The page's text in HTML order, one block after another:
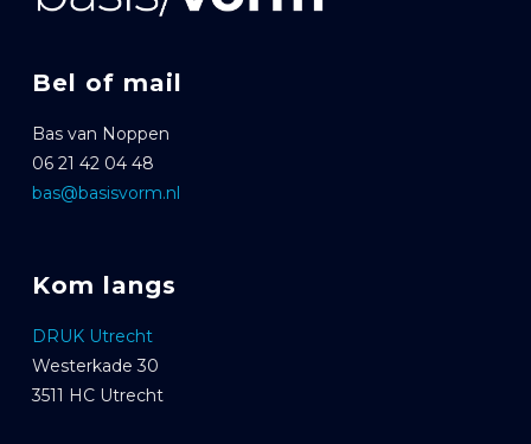
Bel of mail
Bas van Noppen
06 21 42 04 48
bas@basisvorm.nl
Kom langs
DRUK Utrecht
Westerkade 30
3511 HC Utrecht